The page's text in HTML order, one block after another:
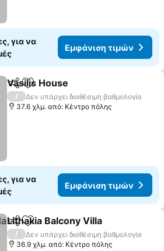
για να
Εμφάνιση τιμών
Κοινοποίηση
Προσθήκη στα αγαπημένα
Vasilis House
/
Δεν υπάρχει διαθέσιμη βαθμολογία
37.6 χλμ. από: Κέντρο πόλης
για να
Εμφάνιση τιμών
Κοινοποίηση
Προσθήκη στα αγαπημένα
Lithakia Balcony Villa
/
Δεν υπάρχει διαθέσιμη βαθμολογία
36.9 χλμ. από: Κέντρο πόλης